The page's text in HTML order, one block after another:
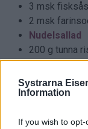
Systrarna
Information
If you wish to
3 msk fisksås
2 msk
Nudelsallad
200 g tunna
2 salladslökar
1/2 rödlök
150 g rödkål
1 kruka mynta